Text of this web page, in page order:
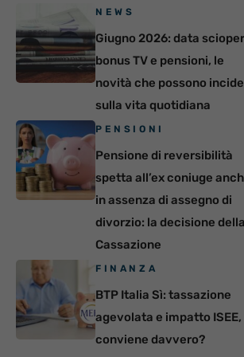
NEWS
Giugno 2026: data
bonus TV e pensioni, le
novità che possono
sulla vita quotidiana
PENSIONI
Pensione di reversibilità
spetta all’ex coniuge
in assenza di assegno di
divorzio: la decisione della
Cassazione
FINANZA
BTP Italia Sì: tassazione
agevolata e impatto ISEE,
conviene davvero?